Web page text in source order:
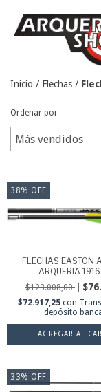
Inicio / Flechas /
Ordenar por
38% OFF
FLECHAS EASTON
ARQUERIA 1916
$123.008,00
$72.917,25 con
depósito
33% OFF